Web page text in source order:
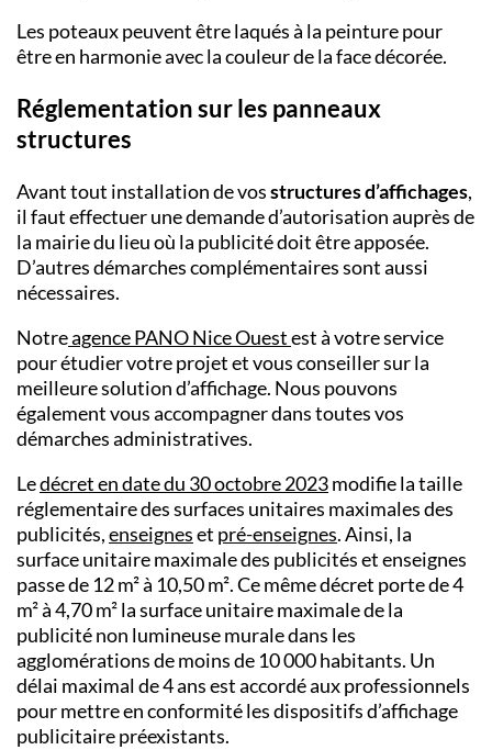
Les poteaux peuvent être laqués à la peinture pour
être en harmonie avec la couleur de la face décorée.
Réglementation sur les panneaux
structures
Avant tout installation de vosstructures d’affichages,
il faut effectuer une demande d’autorisation auprès de
la mairie du lieu où la publicité doit être apposée.
D’autres démarches complémentaires sont aussi
nécessaires.
NotreagencePANONice Ouestest à votre service
pour étudier votre projet et vous conseiller sur la
meilleure solution d’affichage. Nous pouvons
également vous accompagner dans toutes vos
démarches administratives.
Ledécret en date du 30 octobre 2023modifie la taille
réglementaire des surfaces unitaires maximales des
publicités,enseigneset pré-enseignes.Ainsi, la
surface unitaire maximale des publicités et enseignes
passe de 12 m² à 10,50 m². Ce même décret porte de 4
m² à 4,70 m² la surface unitaire maximale de la
publicité non lumineuse murale dans les
agglomérations de moins de 10 000 habitants. Un
délai maximal de 4 ans est accordé aux professionnels
pour mettre en conformité les dispositifs d’affichage
publicitaire préexistants.